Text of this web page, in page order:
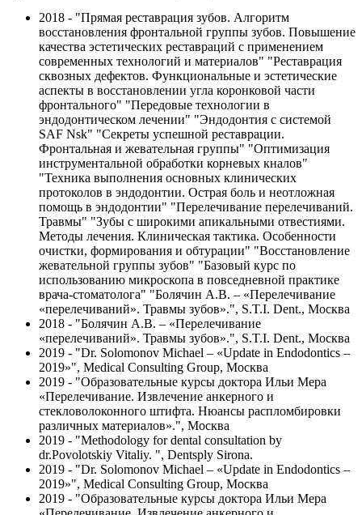
2018 - "Прямая реставрация зубов. Алгоритм
восстановления фронтальной группы зубов. Повышение
качества эстетических реставраций с применением
современных технологий и материалов" "Реставрация
сквозных дефектов. Функциональные и эстетические
аспекты в восстановлении угла коронковой части
фронтального" "Передовые технологии в
эндодонтическом лечении" "Эндодонтия с системой
SAF Nsk" "Секреты успешной реставрации.
Фронтальная и жевательная группы" "Оптимизация
инструментальной обработки корневых кналов"
"Техника выполнения основных клинических
протоколов в эндодонтии. Острая боль и неотложная
помощь в эндодонтии" "Перелечивание перелечиваний.
Травмы" "Зубы с широкими апикальными отвестиями.
Методы лечения. Клиническая тактика. Особенности
очистки, формирования и обтурации" "Восстановление
жевательной группы зубов" "Базовый курс по
использованию микроскопа в повседневной практике
врача-стоматолога" "Болячин А.В. – «Перелечивание
«перелечиваний». Травмы зубов».", S.T.I. Dent., Москва
2018 - "Болячин А.В. – «Перелечивание
«перелечиваний». Травмы зубов».", S.T.I. Dent., Москва
2019 - "Dr. Solomonov Michael – «Update in Endodontics –
2019»", Medical Consulting Group, Москва
2019 - "Образовательные курсы доктора Ильи Мера
«Перелечивание. Извлечение анкерного и
стекловолоконного штифта. Нюансы распломбировки
различных материалов».", Москва
2019 - "Methodology for dental consultation by
dr.Povolotskiy Vitaliy. ", Dentsply Sirona.
2019 - "Dr. Solomonov Michael – «Update in Endodontics –
2019»", Medical Consulting Group, Москва
2019 - "Образовательные курсы доктора Ильи Мера